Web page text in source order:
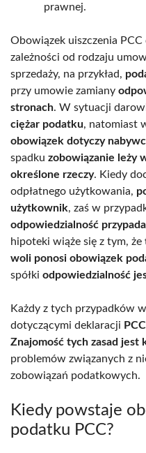
prawnej.
Obowiązek uiszczenia
zależności od rodzaju
sprzedaży, na przykład,
przy umowie zamiany
stronach. W sytuacji
ciężar podatku, natomiast
obowiązek dotyczy
spadku zobowiązanie leży
określone rzeczy. Kiedy
odpłatnego użytkowania,
użytkownik, zaś w
odpowiedzialność
hipoteki wiąże się z tym, że
woli ponosi obowiązek
spółki odpowiedzialność
Każdy z tych przypadków
dotyczącymi deklaracji
Znajomość tych zasad jest
problemów związanych z
zobowiązań podatkowych.
Kiedy powstaje
podatku PCC?